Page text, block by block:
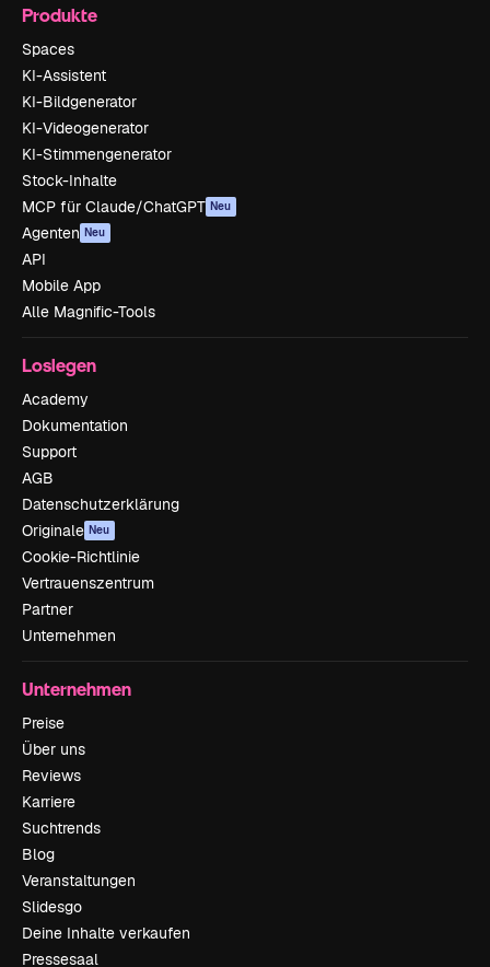
Produkte
Spaces
KI-Assistent
KI-Bildgenerator
KI-Videogenerator
KI-Stimmengenerator
Stock-Inhalte
MCP für Claude/ChatGPT Neu
Agenten Neu
API
Mobile App
Alle Magnific-Tools
Loslegen
Academy
Dokumentation
Support
AGB
Datenschutzerklärung
Originale Neu
Cookie-Richtlinie
Vertrauenszentrum
Partner
Unternehmen
Unternehmen
Preise
Über uns
Reviews
Karriere
Suchtrends
Blog
Veranstaltungen
Slidesgo
Deine Inhalte verkaufen
Pressesaal